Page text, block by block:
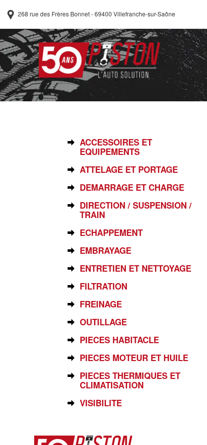
268 rue des Frères Bonnet - 69400 Villefranche-sur-Saône
ACCESSOIRES ET
EQUIPEMENTS
ATTELAGE ET PORTAGE
DEMARRAGE ET CHARGE
DIRECTION / SUSPENSION /
TRAIN
ECHAPPEMENT
EMBRAYAGE
ENTRETIEN ET NETTOYAGE
FILTRATION
FREINAGE
OUTILLAGE
PIECES HABITACLE
PIECES MOTEUR ET HUILE
PIECES THERMIQUES ET
CLIMATISATION
VISIBILITE